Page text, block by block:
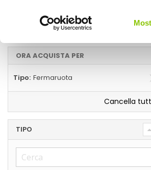
Marche WEKGO - Fermaruota
Fermaruota
ORA ACQUISTA PER
Tipo Fermaruota
Cancella
TIPO